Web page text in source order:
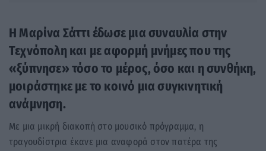
Η Μαρίνα Σάττι έδωσε μια συναυλία στην
Τεχνόπολη και με αφορμή μνήμες που της
«ξύπνησε» τόσο το μέρος, όσο και η συνθήκη,
μοιράστηκε με το κοινό μια συγκινητική
ανάμνηση.
Με μια μικρή διακοπή στο μουσικό πρόγραμμα, η
τραγουδίστρια έκανε μια αναφορά στον πατέρα της